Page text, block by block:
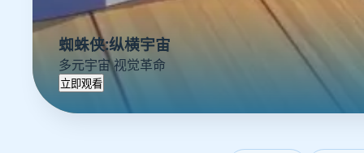
蜘蛛侠:纵横宇宙
多元宇宙 视觉革命
立即观看